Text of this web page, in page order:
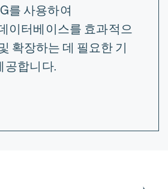
를 사용하여
이터베이스를 효과적으
확장하는 데 필요한 기
공합니다.